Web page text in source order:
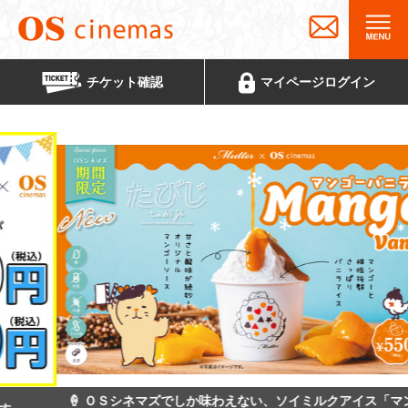
チケット確認 マイページログイン
🍦 ＯＳシネマズでしか味わえない、ソイミルクアイス「マンゴーバ